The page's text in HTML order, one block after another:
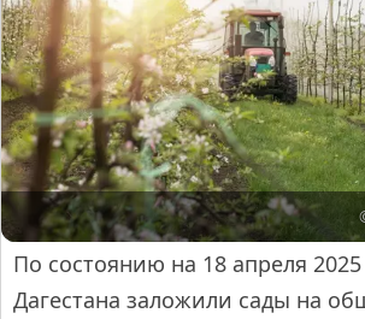
По состоянию на 18 апреля
Дагестана заложили сады на